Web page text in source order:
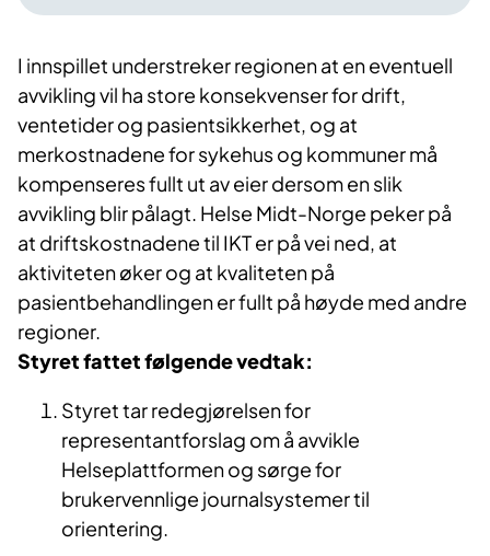
I innspillet understreker regionen at en eventuell
avvikling vil ha store konsekvenser for drift,
ventetider og pasientsikkerhet, og at
merkostnadene for sykehus og kommuner må
kompenseres fullt ut av eier dersom en slik
avvikling blir pålagt. Helse Midt-Norge peker på
at driftskostnadene til IKT er på vei ned, at
aktiviteten øker og at kvaliteten på
pasientbehandlingen er fullt på høyde med andre
regioner.
Styret fattet følgende vedtak:
Styret tar redegjørelsen for
representantforslag om å avvikle
Helseplattformen og sørge for
brukervennlige journalsystemer til
orientering.